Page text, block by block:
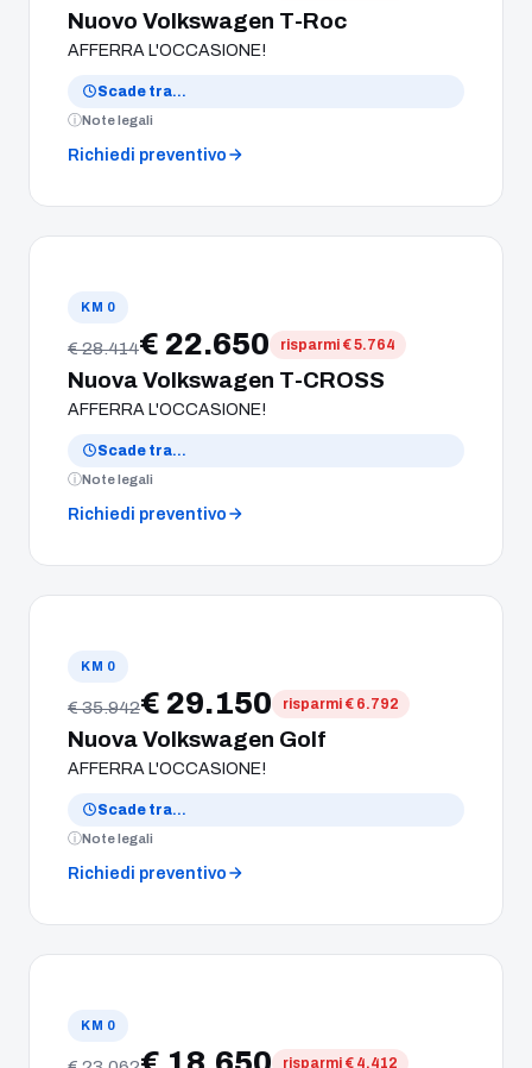
Nuovo Volkswagen T-Roc
AFFERRA L'OCCASIONE!
Scade tra…
Note legali
Richiedi preventivo
KM 0
€ 28.414€ 22.650 risparmi € 5.764
Nuova Volkswagen T-CROSS
AFFERRA L'OCCASIONE!
Scade tra…
Note legali
Richiedi preventivo
KM 0
€ 35.942€ 29.150 risparmi € 6.792
Nuova Volkswagen Golf
AFFERRA L'OCCASIONE!
Scade tra…
Note legali
Richiedi preventivo
KM 0
risparmi € 4.412